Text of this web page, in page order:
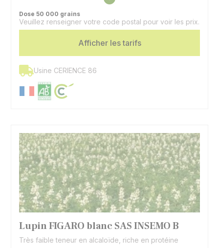
Demi précoce
Utilisation Graines, couvert
Doux - Très riche en huile
Dose 50 000 grains
Veuillez renseigner votre code postal pour voir les prix.
Afficher les tarifs
Usine CERIENCE 86
Lupin FIGARO blanc SAS INSEMO B
Très faible teneur en alcaloïde, riche en protéine